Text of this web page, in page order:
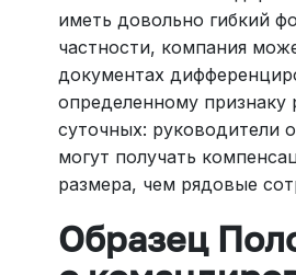
иметь довольно гибкий
частности, компания
документах
определенному признаку
суточных: руководители
могут получать
размера, чем рядовые
Образец